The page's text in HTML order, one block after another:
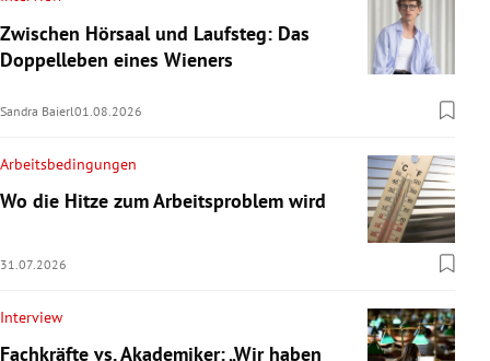
Zwischen Hörsaal und Laufsteg: Das
Doppelleben eines Wieners
Sandra Baierl01.08.2026
Arbeitsbedingungen
Wo die Hitze zum Arbeitsproblem wird
31.07.2026
Interview
Fachkräfte vs. Akademiker: „Wir haben